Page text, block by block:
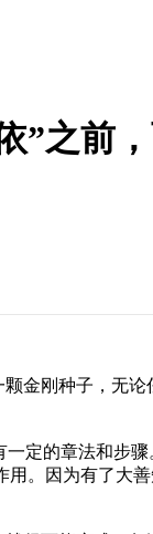
”之前
金刚种子，无
定的章法和步
。因为有了大